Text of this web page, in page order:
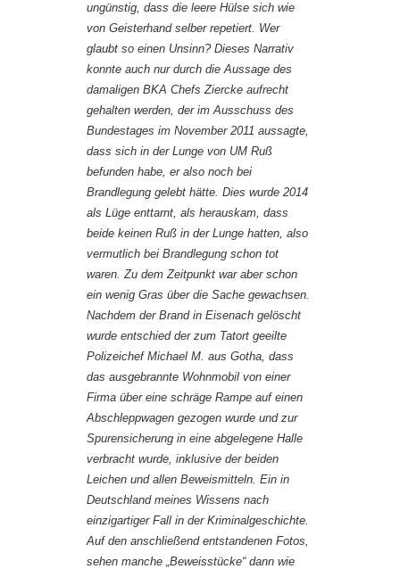
ungünstig, dass die leere Hülse sich wie
von Geisterhand selber repetiert. Wer
glaubt so einen Unsinn? Dieses Narrativ
konnte auch nur durch die Aussage des
damaligen BKA Chefs Ziercke aufrecht
gehalten werden, der im Ausschuss des
Bundestages im November 2011 aussagte,
dass sich in der Lunge von UM Ruß
befunden habe, er also noch bei
Brandlegung gelebt hätte. Dies wurde 2014
als Lüge enttarnt, als herauskam, dass
beide keinen Ruß in der Lunge hatten, also
vermutlich bei Brandlegung schon tot
waren. Zu dem Zeitpunkt war aber schon
ein wenig Gras über die Sache gewachsen.
Nachdem der Brand in Eisenach gelöscht
wurde entschied der zum Tatort geeilte
Polizeichef Michael M. aus Gotha, dass
das ausgebrannte Wohnmobil von einer
Firma über eine schräge Rampe auf einen
Abschleppwagen gezogen wurde und zur
Spurensicherung in eine abgelegene Halle
verbracht wurde, inklusive der beiden
Leichen und allen Beweismitteln. Ein in
Deutschland meines Wissens nach
einzigartiger Fall in der Kriminalgeschichte.
Auf den anschließend entstandenen Fotos,
sehen manche „Beweisstücke“ dann wie